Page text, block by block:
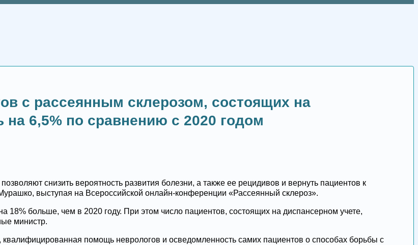
с рассеянным склерозом, состоящих на
6,5% по сравнению с 2020 годом
снизить вероятность развития болезни, а также ее рецидивов и вернуть пациентов к
выступая на Всероссийской онлайн-конференции «Рассеянный склероз».
18% больше, чем в 2020 году. При этом число пациентов, состоящих на диспансерном учете,
министр.
помощь неврологов и осведомленность самих пациентов о способах борьбы с